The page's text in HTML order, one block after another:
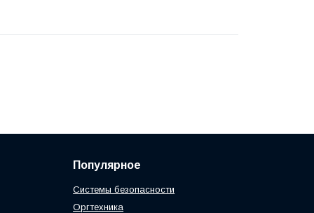
Популярное
Системы безопасности
Оргтехника